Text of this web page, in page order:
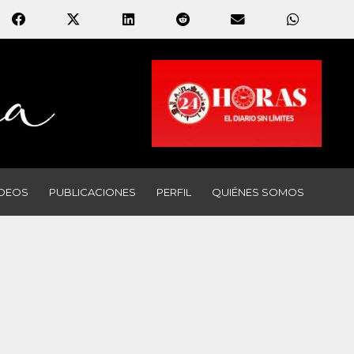
PUBLICACIONES PERFIL QUIÉNES SOMOS